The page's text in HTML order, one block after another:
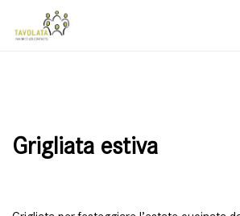
Grigliata estiva